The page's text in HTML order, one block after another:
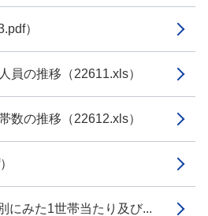
）
員の推移（22611.xls）
数の推移（22612.xls）
にみた1世帯当たり及び...